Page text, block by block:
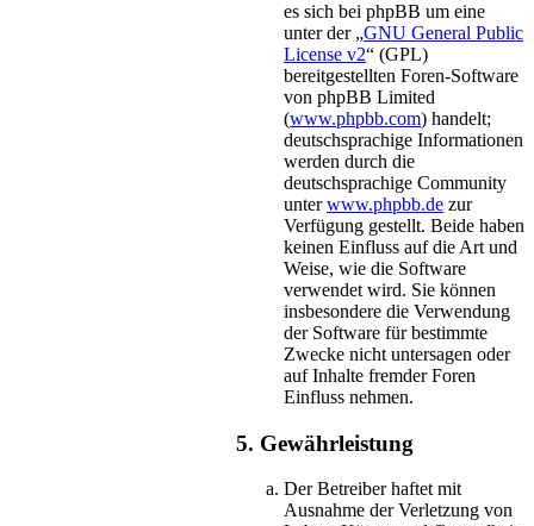
es sich bei phpBB um eine
unter der „GNU General Public
License v2“ (GPL)
bereitgestellten Foren-Software
von phpBB Limited
(www.phpbb.com) handelt;
deutschsprachige Informationen
werden durch die
deutschsprachige Community
unterwww.phpbb.de zur
Verfügung gestellt. Beide haben
keinen Einfluss auf die Art und
Weise, wie die Software
verwendet wird. Sie können
insbesondere die Verwendung
der Software für bestimmte
Zwecke nicht untersagen oder
auf Inhalte fremder Foren
Einfluss nehmen.
5. Gewährleistung
Der Betreiber haftet mit
Ausnahme der Verletzung von